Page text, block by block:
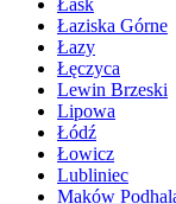
Łaziska Górne
Łazy
Łęczyca
Lewin Brzeski
Lipowa
Łódź
Łowicz
Lubliniec
Maków